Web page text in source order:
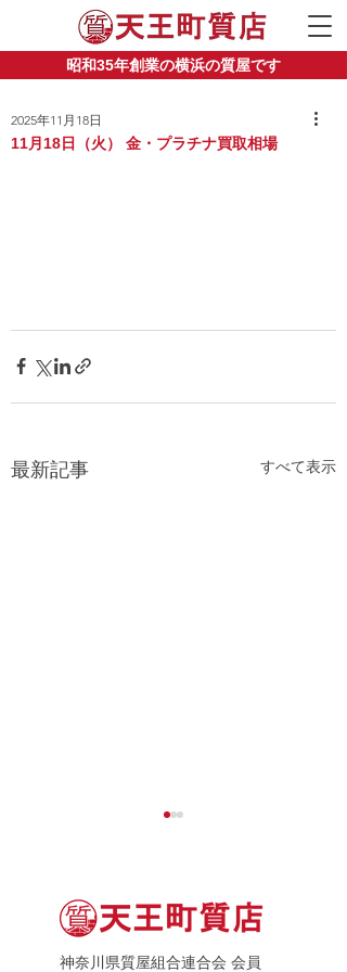
昭和35年創業の横浜の質屋です
11月18日（火） 金・プラチナ買取相場
2025年11月18日
最新記事 すべて表示
神奈川県質屋組合連合会 会員